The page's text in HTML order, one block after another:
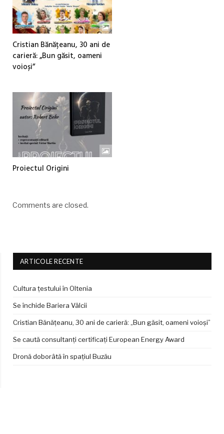
Cristian Bănățeanu, 30 ani de
carieră: „Bun găsit, oameni
voioși”
Proiectul Origini
Comments are closed.
ARTICOLE RECENTE
Cultura țestului în Oltenia
Se închide Bariera Vâlcii
Cristian Bănățeanu, 30 ani de carieră: „Bun găsit, oameni voioși”
Se caută consultanți certificați European Energy Award
Dronă doborâtă în spațiul Buzău